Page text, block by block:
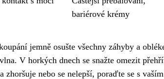
bariérové krémy
jemně osušte všechny záhyby a
V horkých dnech se snažte omezit
nebo se nelepší, poraďte se s vaším